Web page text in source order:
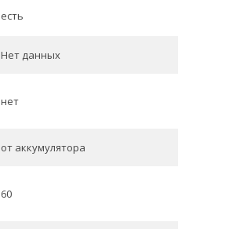
есть
Нет данных
нет
от аккумулятора
60